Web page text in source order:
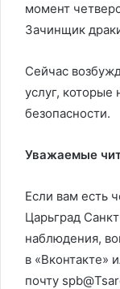
момент
Зачинщик
Сейчас
услуг, которые
безопасности.
Уважаемые
Если вам есть
Царьград
наблюдения,
в «Вконтакте»
почту